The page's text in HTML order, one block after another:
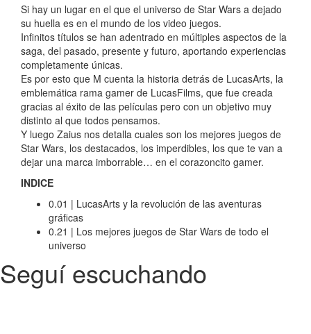
Si hay un lugar en el que el universo de Star Wars a dejado
su huella es en el mundo de los video juegos.
Infinitos títulos se han adentrado en múltiples aspectos de la
saga, del pasado, presente y futuro, aportando experiencias
completamente únicas.
Es por esto que M cuenta la historia detrás de LucasArts, la
emblemática rama gamer de LucasFilms, que fue creada
gracias al éxito de las películas pero con un objetivo muy
distinto al que todos pensamos.
Y luego Zaius nos detalla cuales son los mejores juegos de
Star Wars, los destacados, los imperdibles, los que te van a
dejar una marca imborrable… en el corazoncito gamer.
INDICE
0.01 | LucasArts y la revolución de las aventuras
gráficas
0.21 | Los mejores juegos de Star Wars de todo el
universo
Seguí escuchando